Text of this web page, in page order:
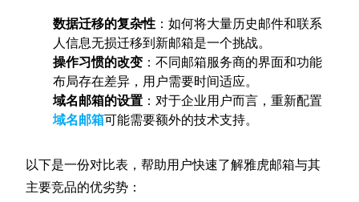
数据迁移的复杂性 ：如何将大量历史邮件和联系
人信息无损迁移到新邮箱是一个挑战。
操作习惯的改变 ：不同邮箱服务商的界面和功能
布局存在差异，用户需要时间适应。
域名邮箱的设置 ：对于企业用户而言，重新配置
域名邮箱可能需要额外的技术支持。
以下是一份对比表，帮助用户快速了解雅虎邮箱与其
主要竞品的优劣势：